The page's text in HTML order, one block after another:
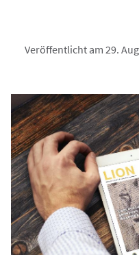
Veröffentlicht am 29.